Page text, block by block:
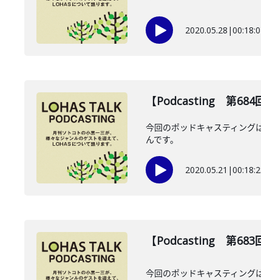
2020.05.28 |
【Podcasting 第684
今回のポッドキャスティング
んです。
2020.05.21 |
【Podcasting 第683
今回のポッドキャスティング